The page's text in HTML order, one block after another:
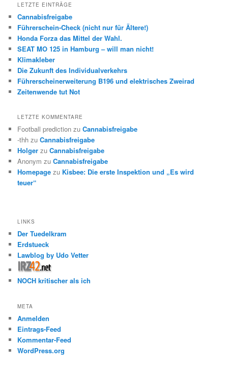
LETZTE EINTRÄGE
Cannabisfreigabe
Führerschein-Check (nicht nur für Ältere!)
Honda Forza das Mittel der Wahl.
SEAT MO 125 in Hamburg – will man nicht!
Klimakleber
Die Zukunft des Individualverkehrs
Führerscheinerweiterung B196 und elektrisches Zweirad
Zeitenwende tut Not
LETZTE KOMMENTARE
Football prediction zuCannabisfreigabe
-thh zuCannabisfreigabe
Holger zuCannabisfreigabe
Anonym zuCannabisfreigabe
Homepage zu Kisbee: Die erste Inspektion und „Es wird
teuer“
LINKS
Der Tuedelkram
Erdstueck
Lawblog by Udo Vetter
NOCH kritischer als ich
META
Anmelden
Eintrags-Feed
Kommentar-Feed
WordPress.org